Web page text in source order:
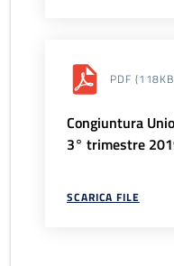
PDF
Congiuntura
3° trimestre
SCARICA FILE